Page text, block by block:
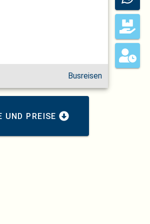
Busreisen
UND PREISE